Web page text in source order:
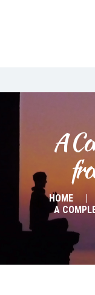
A
HOME
A